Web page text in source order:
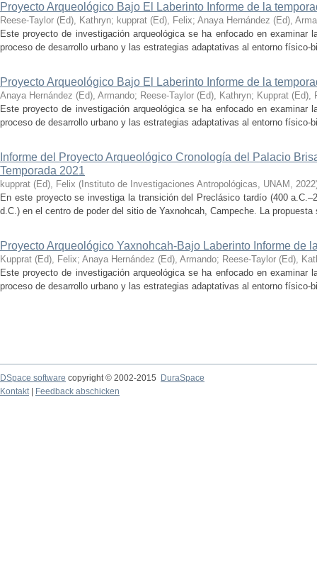
Proyecto Arqueológico Bajo El Laberinto Informe de la
Reese-Taylor (Ed), Kathryn; kupprat (Ed), Felix; Anaya Hernández (Ed),
Este proyecto de investigación arqueológica se ha enfocado en examinar
proceso de desarrollo urbano y las estrategias adaptativas al entorno físico-
Proyecto Arqueológico Bajo El Laberinto Informe de la
Anaya Hernández (Ed), Armando; Reese-Taylor (Ed), Kathryn; Kupprat (Ed),
Este proyecto de investigación arqueológica se ha enfocado en examinar
proceso de desarrollo urbano y las estrategias adaptativas al entorno físico-
Informe del Proyecto Arqueológico Cronología del Palacio
Temporada 2021
kupprat (Ed), Felix ( Instituto de Investigaciones Antropológicas, UNAM , 2022
En este proyecto se investiga la transición del Preclásico tardío (400
d.C.) en el centro de poder del sitio de Yaxnohcah, Campeche. La
Proyecto Arqueológico Yaxnohcah-Bajo Laberinto Informe de
Kupprat (Ed), Felix; Anaya Hernández (Ed), Armando; Reese-Taylor (Ed),
Este proyecto de investigación arqueológica se ha enfocado en examinar
proceso de desarrollo urbano y las estrategias adaptativas al entorno físico-
DSpace software copyright © 2002-2015
DuraSpace
Kontakt| Feedback abschicken